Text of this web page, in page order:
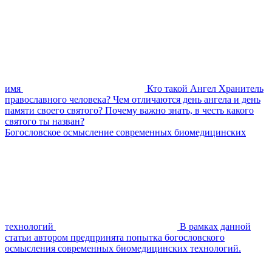
имя
Кто такой Ангел Хранитель
православного человека? Чем отличаются день ангела и день
памяти своего святого? Почему важно знать, в честь какого
святого ты назван?
Богословское осмысление современных биомедицинских
технологий
В рамках данной
статьи автором предпринята попытка богословского
осмысления современных биомедицинских технологий.